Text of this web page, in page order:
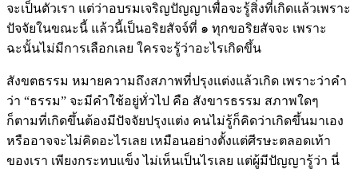
จะเป็นตัวเรา แต่ว่าอบรมเจริญปัญญาเพื่อจะรู้สิ่งที่เกิดแล้วเพราะ
ปัจจัยในขณะนี้ แล้วนี้เป็นอริยสัจจ์ที่ ๑ ทุกขอริยสัจจะ เพราะ
ฉะนั้นไม่มีการเลือกเลย ใครจะรู้ว่าอะไรเกิดขึ้น
สังขตธรรม หมายความถึงสภาพที่ปรุงแต่งแล้วเกิด เพราะว่าคำ
ว่า “ธรรม” จะมีคำใช้อยู่ทั่วไป คือ สังขารธรรม สภาพใดๆ
ก็ตามที่เกิดขึ้นต้องมีปัจจัยปรุงแต่ง คนไม่รู้ก็คิดว่าเกิดขึ้นมาเอง
หรืออาจจะไม่คิดอะไรเลย เหมือนอย่างตั้งแต่ศีรษะตลอดเท้า
ของเรา เพียงกระทบแข็ง ไม่เห็นเป็นไรเลย แต่ผู้มีปัญญารู้ว่า นี่